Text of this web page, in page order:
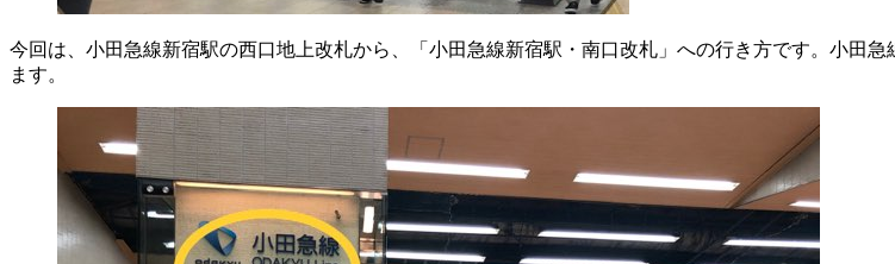
今回は、小田急線新宿駅の西口地上改札から、「小田急線新宿駅・南口改札」への行き方です。小田
ます。